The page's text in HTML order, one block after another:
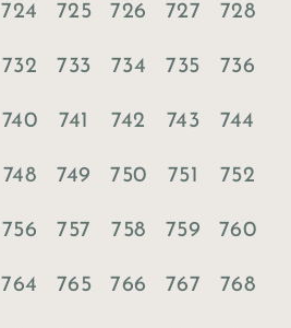
724 725 726 727 728
732 733 734 735 736
740 741 742 743 744
748 749 750 751 752
756 757 758 759 760
764 765 766 767 768